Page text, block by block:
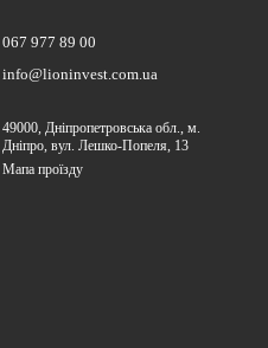
067 977 89 00
info@lioninvest.com.ua
49000, Дніпропетровська обл., м.
Дніпро, вул. Лешко-Попеля, 13
Мапа проїзду